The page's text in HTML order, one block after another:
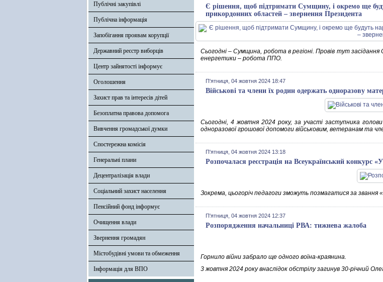
Публічні закупівлі
Публічна інформація
Запобігання проявам корупції
Державний реєстр виборців
Центр зайнятості інформує
Оголошення
Захист прав та інтересів дітей
Безоплатна правова допомога
Вивчення громадської думки
Спостережна комісія
Генеральні плани
Децентралізація влади
Соціальний захист населення
Пенсійний фонд інформує
Очищення влади
Звернення громадян
Містобудівні умови та обмеження
Інформація для ВПО
Є рішення, щоб підтримати Сумщину, і окремо ще
прикордонних областей – звернення Президента
Сьогодні – Сумщина, робота в регіоні. Провів тут
енергетики – робота ППО.
П'ятниця, 04 жовтня 2024 18:47
Військові та члени їх родин одержать одноразову
Сьогодні, 4 жовтня 2024 року, за участі заступника
одноразової грошової допомоги військовим, ветеранам та
П'ятниця, 04 жовтня 2024 13:18
Розпочалася реєстрація на Всеукраїнський конкурс
Зокрема, цьогоріч педагоги зможуть позмагатися за звання
П'ятниця, 04 жовтня 2024 12:37
Розпорядження начальниці РВА: тижнева жалоба
Горнило війни забрало ще одного воїна-краянина.
3 жовтня 2024 року внаслідок обстрілу загинув 30-річний